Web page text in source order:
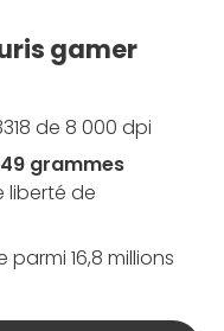
gamer
de 8 000 dpi
49 grammes
liberté de
16,8 millions